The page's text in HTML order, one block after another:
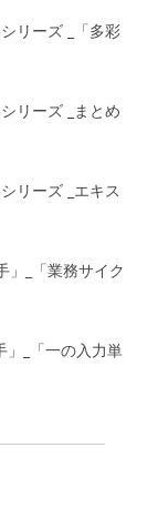
リーズ _「多彩
リーズ _まとめ
リーズ _エキス
_「業務サイク
」_「一の入力単